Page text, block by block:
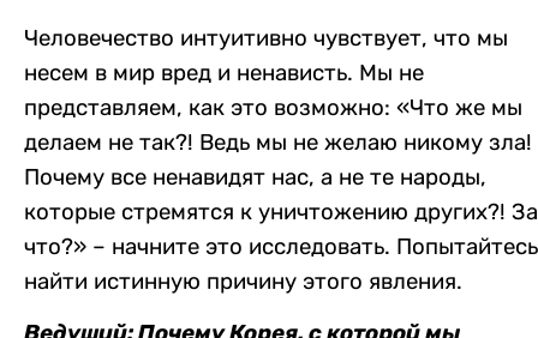
Человечество интуитивно чувствует, что мы
несем в мир вред и ненависть. Мы не
представляем, как это возможно: «Что же мы
делаем не так?! Ведь мы не желаю никому зла!
Почему все ненавидят нас, а не те народы,
которые стремятся к уничтожению других?! За
что?» – начните это исследовать. Попытайтесь
найти истинную причину этого явления.